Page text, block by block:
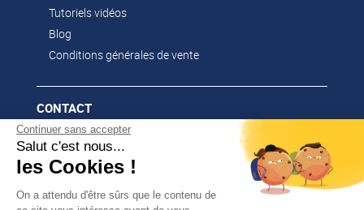
Continuer sans accepter
Salut c'est nous...
les Cookies !
On a attendu d'être sûrs que le contenu de
Tutoriels vidéos
Blog
Conditions générales de vente
CONTACT
02 51 52 26 57
contacts@franssen-loisirs.fr